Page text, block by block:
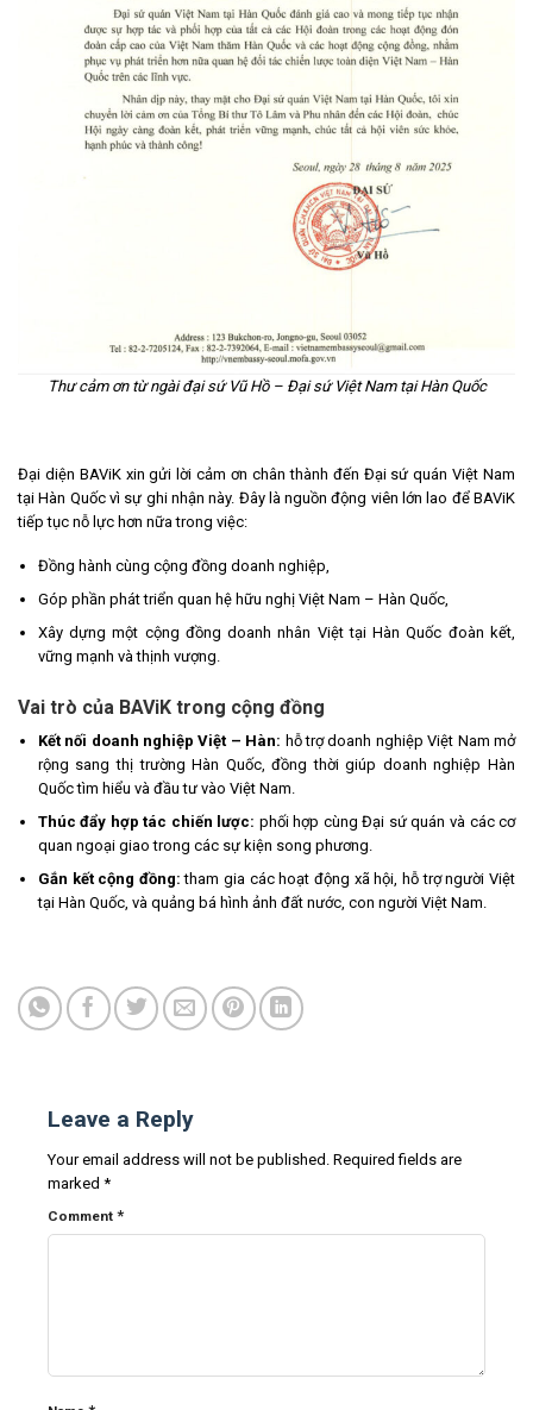
Thư cảm ơn từ ngài đại sứ Vũ Hồ – Đại sứ Việt Nam tại Hàn Quốc
Đại diện BAViK xin gửi lời cảm ơn chân thành đến Đại sứ quán Việt Nam
tại Hàn Quốc vì sự ghi nhận này. Đây là nguồn động viên lớn lao để BAViK
tiếp tục nỗ lực hơn nữa trong việc:
Đồng hành cùng cộng đồng doanh nghiệp,
Góp phần phát triển quan hệ hữu nghị Việt Nam – Hàn Quốc,
Xây dựng một cộng đồng doanh nhân Việt tại Hàn Quốc đoàn kết,
vững mạnh và thịnh vượng.
Vai trò của BAViK trong cộng đồng
Kết nối doanh nghiệp Việt – Hàn: hỗ trợ doanh nghiệp Việt Nam mở
rộng sang thị trường Hàn Quốc, đồng thời giúp doanh nghiệp Hàn
Quốc tìm hiểu và đầu tư vào Việt Nam.
Thúc đẩy hợp tác chiến lược: phối hợp cùng Đại sứ quán và các cơ
quan ngoại giao trong các sự kiện song phương.
Gắn kết cộng đồng: tham gia các hoạt động xã hội, hỗ trợ người Việt
tại Hàn Quốc, và quảng bá hình ảnh đất nước, con người Việt Nam.
Leave a Reply
Your email address will not be published. Required fields are
marked *
Comment *